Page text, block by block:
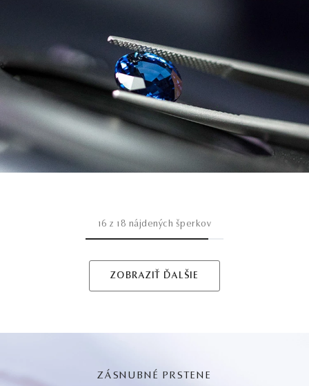
16 z 18 nájdených šperkov
ZOBRAZIŤ ĎALŠIE
ZÁSNUBNÉ PRSTENE